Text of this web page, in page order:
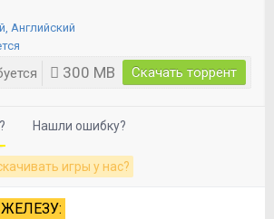
Английский
300 MB Скачать торрент
Нашли ошибку?
игры у нас?